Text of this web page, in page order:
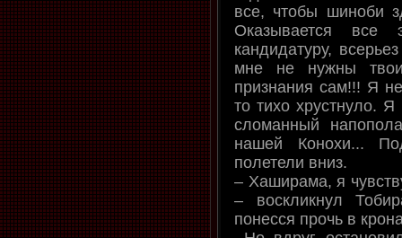
все, чтобы шиноби
Оказывается
кандидатуру,
мне не нужны
признания сам!!! Я
то тихо хрустнуло.
сломанный
нашей Конохи...
полетели вниз.
– Хаширама, я
– воскликнул
понесся прочь в